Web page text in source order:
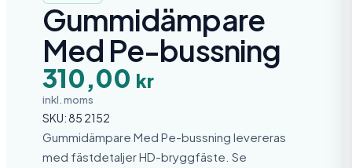
Gummidämpare
Med Pe-bussning
310,00 kr
inkl. moms
SKU:85 2152
Gummidämpare Med Pe-bussning levereras
med fästdetaljer HD-bryggfäste. Se